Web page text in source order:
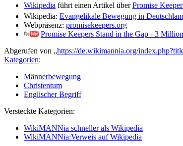
Wikipedia führt einen Artikel überPromise
Wikipedia: Evangelikale Bewegung in
Webpräsenz: promisekeepers.org
Promise Keepers Stand in the Gap - 3
Abgerufen von „https://de.wikimannia.org/
Kategorien:
Männerbewegung
Christentum
Englischer Begriff
Versteckte Kategorien:
WikiMANNia schneller als Wikipedia
WikiMANNia:Verweis auf Wikipedia